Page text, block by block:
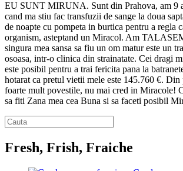
EU SUNT MIRUNA. Sunt din Prahova, am 9
cand ma stiu fac transfuzii de sange la doua
de noapte cu pompeta in burtica pentru a regla
organism, asteptand un Miracol. Am
singura mea sansa sa fiu un om matur este un
osoasa, intr-o clinica din strainatate. Cei dragi
este posibil pentru a trai fericita pana la
hotarat ca pretul vietii mele este 145.760 €. Din
foarte mult povestile, nu mai cred in Miracole!
sa fiti Zana mea cea Buna si sa faceti posibil
Fresh, Frish, Fraiche